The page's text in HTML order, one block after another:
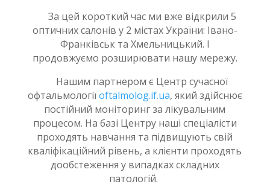
За цей короткий час ми вже відкрили 5
оптичних салонів у 2 містах України: Івано-
Франківськ та Хмельницький. І
продовжуємо розширювати нашу мережу.
Нашим партнером є Центр сучасної
офтальмологіїoftalmolog.if.ua, який здійснює
постійний моніторинг за лікувальним
процесом. На базі Центру наші спеціалісти
проходять навчання та підвищують свій
кваліфікаційний рівень, а клієнти проходять
дообстеження у випадках складних
патологій.